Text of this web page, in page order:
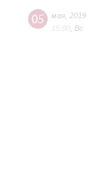
05 мая 2019
15:00 Вс